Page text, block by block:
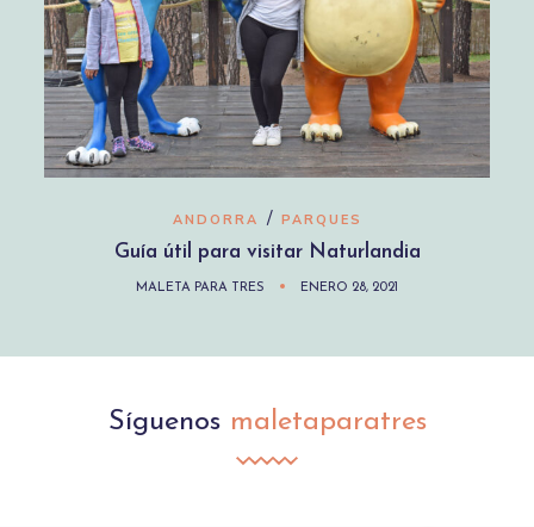
ANDORRA / PARQUES
Guía útil para visitar Naturlandia
MALETA PARA TRES ENERO 28, 2021
Síguenos maletaparatres